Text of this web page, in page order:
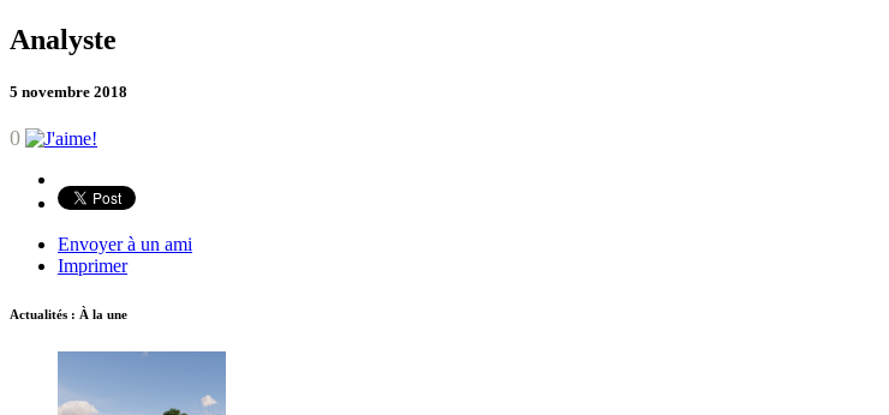
Analyste
5 novembre 2018
0
Envoyer à un ami
Imprimer
Actualités : À la une